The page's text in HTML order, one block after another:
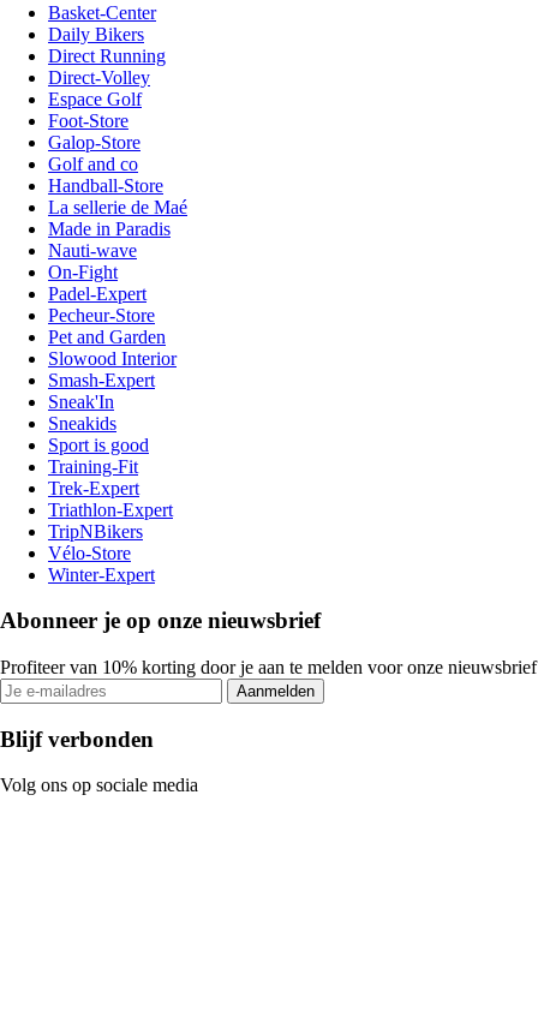
Basket-Center
Daily Bikers
Direct Running
Direct-Volley
Espace Golf
Foot-Store
Galop-Store
Golf and co
Handball-Store
La sellerie de Maé
Made in Paradis
Nauti-wave
On-Fight
Padel-Expert
Pecheur-Store
Pet and Garden
Slowood Interior
Smash-Expert
Sneak'In
Sneakids
Sport is good
Training-Fit
Trek-Expert
Triathlon-Expert
TripNBikers
Vélo-Store
Winter-Expert
Abonneer je op onze nieuwsbrief
Profiteer van 10% korting door je aan te melden voor onze nieuwsbrief
Aanmelden
Blijf verbonden
Volg ons op sociale media